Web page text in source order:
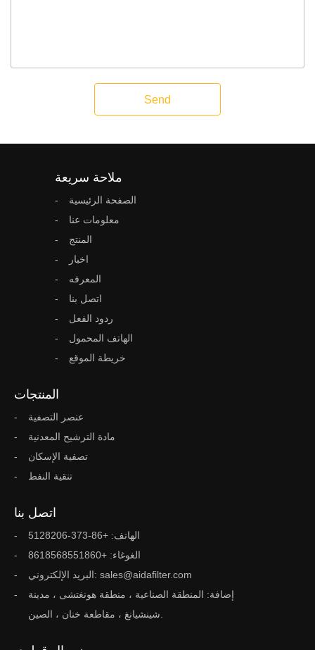
Send
ملاحة سريعة
الصفحة الرئيسية
معلومات عنا
المنتج
اخبار
المعرفه
اتصل بنا
ردود الفعل
الهاتف المحمول
خريطة الموقع
المنتجات
عنصر التصفية
مادة الترشيح المعدنية
تصفية الإسكان
تنقية النفط
اتصل بنا
الهاتف: +86-373-5128206
الغوغاء: +8618568551860
البريد الإلكتروني: sales@aidafilter.com
إضافة: المنطقة الصناعية ، منطقة هونغتشى ، مدينة